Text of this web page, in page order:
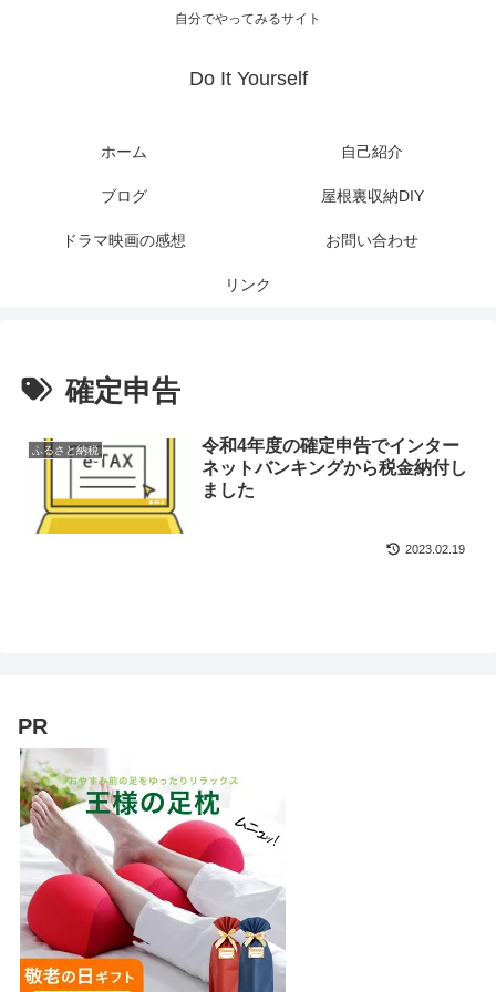
自分でやってみるサイト
Do It Yourself
ホーム 自己紹介
ブログ 屋根裏収納DIY
ドラマ映画の感想 お問い合わせ
リンク
確定申告
ふるさと納税
令和4年度の確定申告でインター
ネットバンキングから税金納付し
ました
2023.02.19
PR